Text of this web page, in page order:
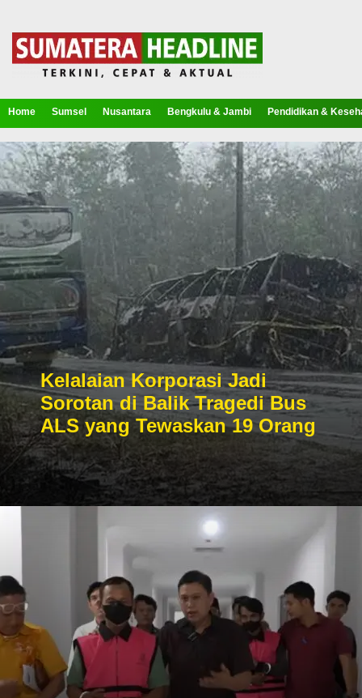
Home Sumsel Nusantara Bengkulu & Jambi Pendidikan &
Kelalaian Korporasi Jadi
Sorotan di Balik Tragedi Bus
ALS yang Tewaskan 19 Orang